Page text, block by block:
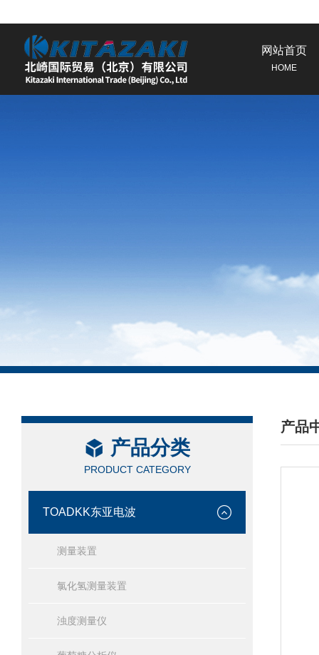
网站首页
HOME
产品分类
PRODUCT CATEGORY
TOADKK东亚电波
测量装置
氯化氢测量装置
浊度测量仪
产品
/